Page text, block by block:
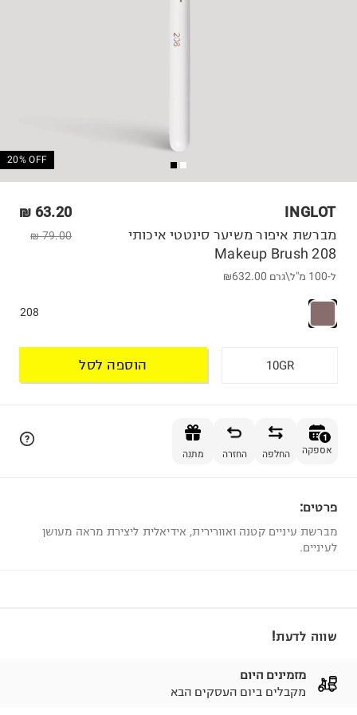
20% OFF
INGLOT
63.20 ₪
79.00 ₪
מברשת איפור משיער סינטטי איכותי
Makeup Brush 208
₪632.00 ל-100 מ"ל\גרם
208
10GR הוספה לסל
1
אספקה החלפה החזרה מתנה
פרטים:
מברשת עיניים קטנה ואוורירית, אידיאלית ליצירת מראה מעושן
לעיניים.
שווה לדעת!
מזמינים היום
מקבלים ביום העסקים הבא